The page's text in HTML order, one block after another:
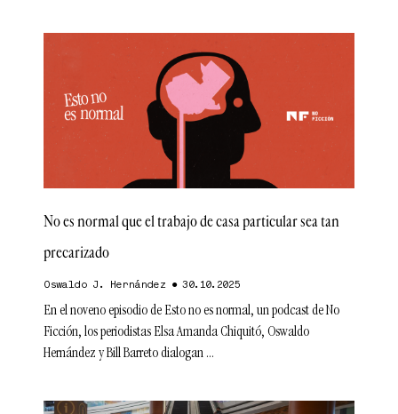
No es normal que el trabajo de casa particular sea tan
precarizado
Oswaldo J. Hernández 30.10.2025
En el noveno episodio de Esto no es normal, un podcast de No
Ficción, los periodistas Elsa Amanda Chiquitó, Oswaldo
Hernández y Bill Barreto dialogan